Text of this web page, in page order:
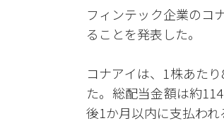
フィンテック企業のコ
ることを発表した。
コナアイは、1株あた
た。総配当金額は約
後1か月以内に支払われ